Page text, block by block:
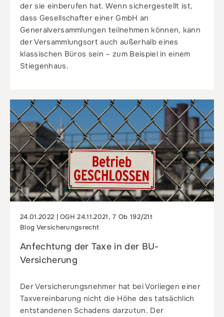
der sie einberufen hat. Wenn sichergestellt ist,
dass Gesellschafter einer GmbH an
Generalversammlungen teilnehmen können, kann
der Versammlungsort auch außerhalb eines
klassischen Büros sein – zum Beispiel in einem
Stiegenhaus.
24.01.2022 | OGH 24.11.2021, 7 Ob 192/21t
Blog Versicherungsrecht
Anfechtung der Taxe in der BU-
Versicherung
Der Versicherungsnehmer hat bei Vorliegen einer
Taxvereinbarung nicht die Höhe des tatsächlich
entstandenen Schadens darzutun. Der